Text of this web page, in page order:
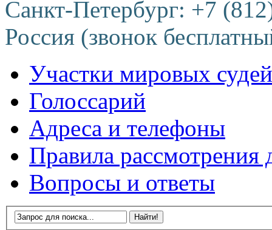
Санкт-Петербург: +7
Россия (звонок
Участки мировых судей
Голоссарий
Адреса и телефоны
Правила рассмотрения
Вопросы и ответы